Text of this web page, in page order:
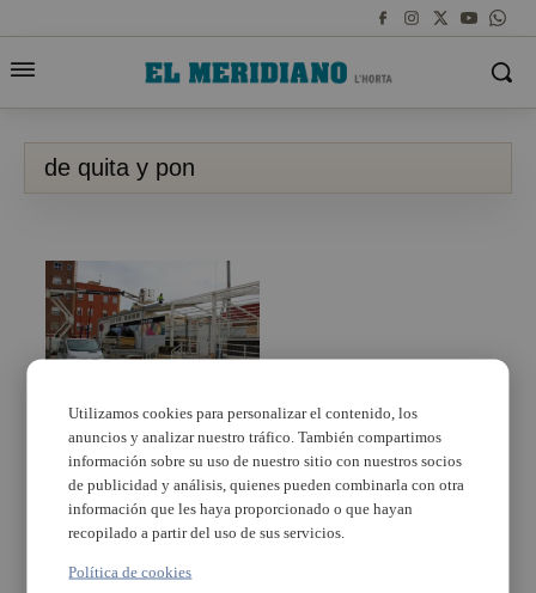
de quita y pon
Un pabellón de ‘quita y
pon’ en Torrent
Utilizamos cookies para personalizar el contenido, los
anuncios y analizar nuestro tráfico. También compartimos
información sobre su uso de nuestro sitio con nuestros socios
de publicidad y análisis, quienes pueden combinarla con otra
información que les haya proporcionado o que hayan
recopilado a partir del uso de sus servicios.
Política de cookies